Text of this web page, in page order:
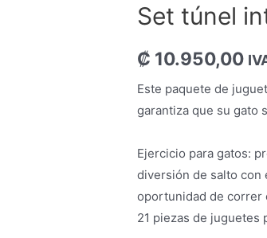
Set túnel
₡ 10.950,00
Este paquete de
garantiza que su gato
Ejercicio para gatos:
diversión de salto con
oportunidad de correr
21 piezas de juguetes